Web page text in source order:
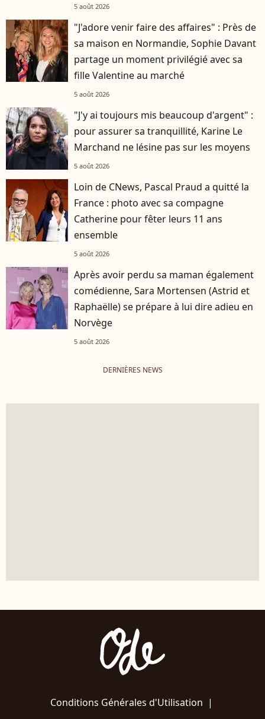
5 août 2026
"J'adore venir faire des affaires" : Près de
sa maison en Normandie, Sophie Davant
partage un moment privilégié avec sa
fille Valentine au marché
5 août 2026
"J'y ai toujours mis beaucoup d'argent" :
pour assurer sa tranquillité, Karine Le
Marchand ne lésine pas sur les moyens
5 août 2026
Loin de CNews, Pascal Praud a quitté la
France : photo avec sa compagne
Catherine pour fêter leurs 11 ans
ensemble
5 août 2026
Après avoir perdu sa maman également
comédienne, Sara Mortensen (Astrid et
Raphaëlle) se prépare à lui dire adieu en
Norvège
5 août 2026
DERNIÈRES NEWS
Conditions Générales d'Utilisation |